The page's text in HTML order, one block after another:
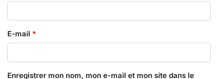
E-mail *
Enregistrer mon nom, mon e-mail et mon site dans le